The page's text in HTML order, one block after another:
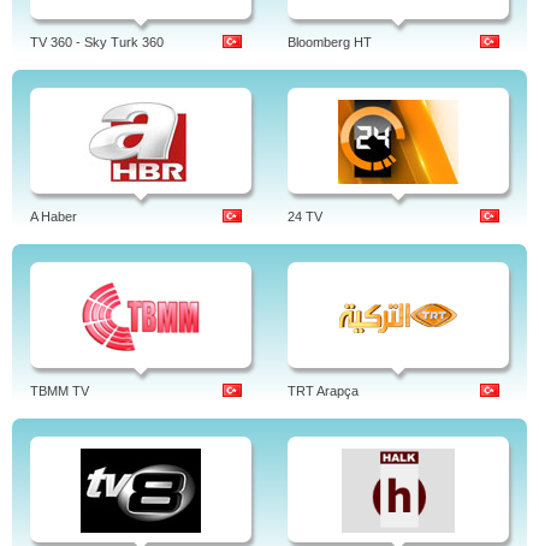
TV 360 - Sky Turk 360 Bloomberg HT
A Haber 24 TV
TBMM TV TRT Arapça